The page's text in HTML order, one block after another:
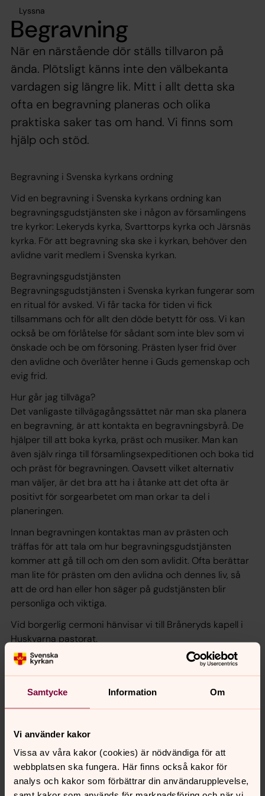
Samtycke Information Om
Vi använder kakor
Vissa av våra kakor (cookies) är nödvändiga för att
webbplatsen ska fungera. Här finns också kakor för
analys och kakor som förbättrar din användarupplevelse,
Lyssna
Begravning
När en närstående dör ställs tillvaron på
ända. Plötsligt känns inte den välbekanta
vardagen sig längre lik. Mitt i allt detta ska
ofta en begravning planeras och olika
praktiska saker tas om hand. Vi finns som
hjälp och stöd.
Begravning i Svenska kyrkans ordning
Vid en begravning i Svenska kyrkans ordning kan
begravningsgudstjänsten ske i någon av församlingens
tre kyrkor: Lekeryds kyrka, Svarttorps kyrka och Järsnäs
kyrka. För att begravning ska ske i kyrkan, behöver den
avlidne varit medlem i Svenska kyrkan.
Begravningsgudstjänsten
Begravningsgudstjänsten i Svenska kyrkan fungerar som
en ritual för avsked. Vi får tacka för tiden vi fick
tillsammans och för allt den döde betytt för oss. Vi kan
också be om förlåtelse för sådant som inte blev som vi
önskade och be om försoning. Prästen lyser frid över
den avlidne och överlåter henne i Guds gemenskap och
evig frid.
Hur går jag tillväga?
Det vanligaste tillvägagångssättet när man ska planera
en begravning, är att kontakta en begravningsbyrå. De
hjälper till att boka kyrka, präst och musiker. Man kan
även själv ringa till församlingsexpeditionen och boka tid
och präst för begravningen. Oavsett vilket alternativ
man väljer, är det bra att ha i åtanke att det ofta är
positivt för sorgearbetet om man orkar ta del i
planeringen.
Innan begravningen kontaktas man av prästen och
träffas för att tala om hur begravningsgudstjänsten
kommer att gå till och om den som avlidit. Ofta berättar
man lite för prästen om den avlidna och dennes liv, så
att de ord han eller hon säger på gudstjänsten blir
personliga och viktiga.
Vid borgerlig cermoni hänvisar vi till Bråneryds kapell i
Huskvarna pastorat.
Sök gravar och gravplatser
Letar du efter en särskild gravplats? Det finns flera
tjänster som kan vara till hjälp.
Gravskötsel, service och tjänster
Är du gravrättsinnehavare är du också ansvarig för
gravens skötsel. Du kan välja att ta hand om skötseln
själv eller teckna avtal med oss. Här kan du läsa mer om